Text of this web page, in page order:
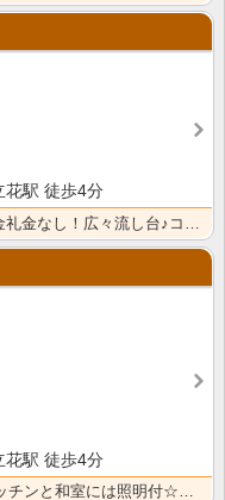
花駅 徒歩4分
花駅 徒歩4分